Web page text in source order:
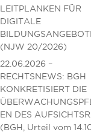
LEITPLANKEN FÜR
DIGITALE
(NJW 20/2026)
22.06.2026 –
RECHTSNEWS: BGH
KONKRETISIERT DIE
EN DES
(BGH, Urteil vom